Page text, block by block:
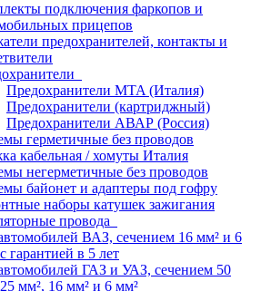
подключения фаркопов и
прицепов
предохранителей, контакты и
Предохранители MTA (Италия)
Предохранители (картриджный)
Предохранители АВАР (Россия)
герметичные без проводов
кабельная / хомуты Италия
негерметичные без проводов
байонет и адаптеры под гофру
наборы катушек зажигания
провода
ВАЗ, сечением 16 мм² и 6
гарантией в 5 лет
ГАЗ и УАЗ, сечением 50
мм², 16 мм² и 6 мм²